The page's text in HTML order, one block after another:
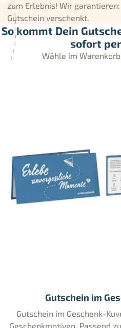
zum Erlebnis! Wir
Gutschein verschenkt.
So kommt Dein
sofort
Wähle im
Gutschein im
Gutschein im Geschenk-
Geschenkmotiven. Passend